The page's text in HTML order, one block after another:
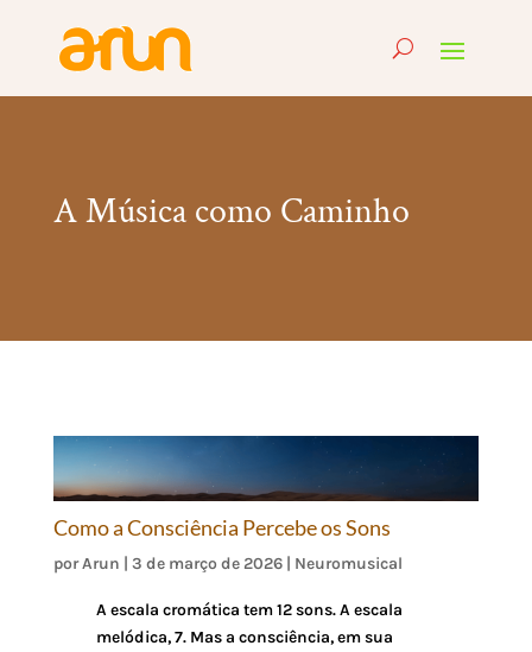
A Música como Caminho
Como a Consciência Percebe os Sons
porArun | 3 de março de 2026| Neuromusical
A escala cromática tem 12 sons. A escala
melódica, 7. Mas a consciência, em sua